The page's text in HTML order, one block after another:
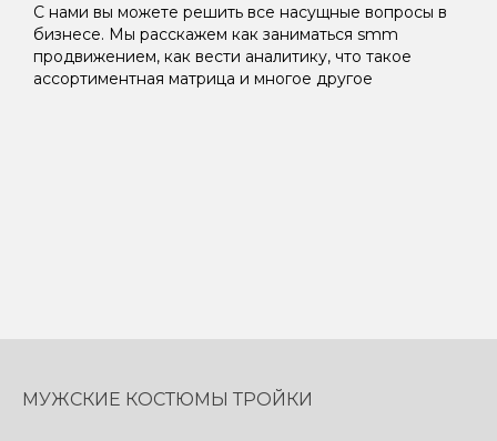
С нами вы можете решить все насущные вопросы в
бизнесе. Мы расскажем как заниматься smm
продвижением, как вести аналитику, что такое
ассортиментная матрица и многое другое
МУЖСКИЕ КОСТЮМЫ ТРОЙКИ